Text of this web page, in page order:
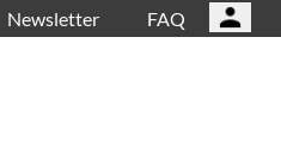
Newsletter FAQ